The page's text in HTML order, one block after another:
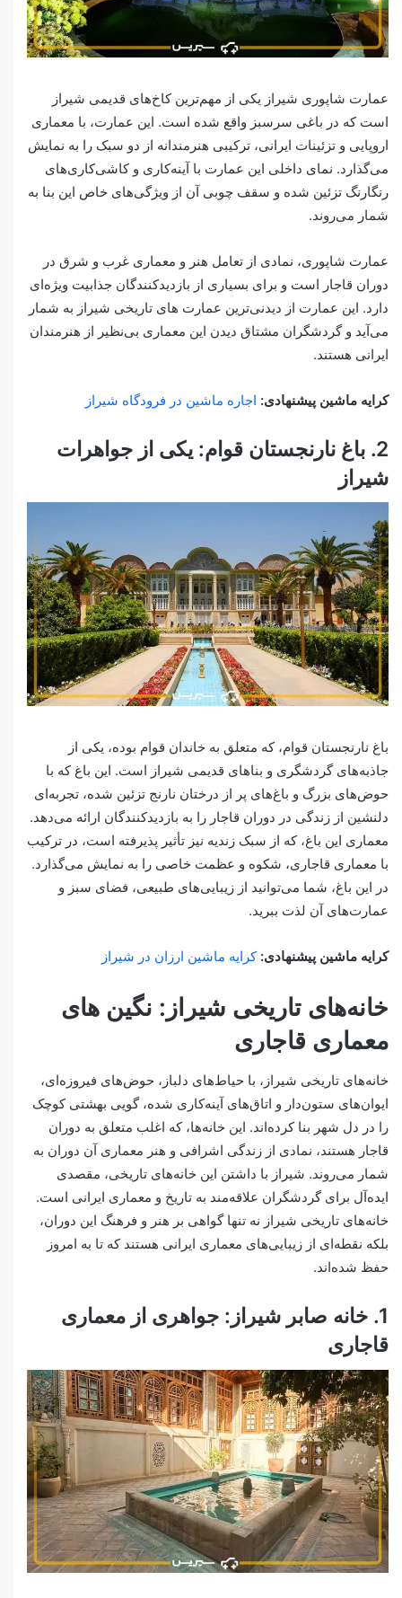
عمارت شاپوری شیراز یکی از مهم‌ترین کاخ‌های قدیمی شیراز
است که در باغی سرسبز واقع شده است. این عمارت، با معماری
اروپایی و تزئینات ایرانی، ترکیبی هنرمندانه از دو سبک را به نمایش
می‌گذارد. نمای داخلی این عمارت با آینه‌کاری و کاشی‌کاری‌های
رنگارنگ تزئین شده و سقف چوبی آن از ویژگی‌های خاص این بنا به
شمار می‌روند.
عمارت شاپوری، نمادی از تعامل هنر و معماری غرب و شرق در
دوران قاجار است و برای بسیاری از بازدیدکنندگان جذابیت ویژه‌ای
دارد. این عمارت از دیدنی‌ترین عمارت های تاریخی شیراز به شمار
می‌آید و گردشگران مشتاق دیدن این معماری بی‌نظیر از هنرمندان
ایرانی هستند.
کرایه ماشین پیشنهادی: اجاره ماشین در فرودگاه شیراز
2. باغ نارنجستان قوام: یکی از جواهرات
شیراز
باغ نارنجستان قوام، که متعلق به خاندان قوام بوده، یکی از
جاذبه‌های گردشگری و بناهای قدیمی شیراز است. این باغ که با
حوض‌های بزرگ و باغ‌های پر از درختان نارنج تزئین شده، تجربه‌ای
دلنشین از زندگی در دوران قاجار را به بازدیدکنندگان ارائه می‌دهد.
معماری این باغ، که از سبک زندیه نیز تأثیر پذیرفته است، در ترکیب
با معماری قاجاری، شکوه و عظمت خاصی را به نمایش می‌گذارد.
در این باغ، شما می‌توانید از زیبایی‌های طبیعی، فضای سبز و
عمارت‌های آن لذت ببرید.
کرایه ماشین پیشنهادی:کرایه ماشین ارزان در شیراز
خانه‌های تاریخی شیراز: نگین های
معماری قاجاری
خانه‌های تاریخی شیراز، با حیاط‌های دلباز، حوض‌های فیروزه‌ای،
ایوان‌های ستون‌دار و اتاق‌های آینه‌کاری شده، گویی بهشتی کوچک
را در دل شهر بنا کرده‌اند. این خانه‌ها، که اغلب متعلق به دوران
قاجار هستند، نمادی از زندگی اشرافی و هنر معماری آن دوران به
شمار می‌روند. شیراز با داشتن این خانه‌های تاریخی، مقصدی
ایده‌آل برای گردشگران علاقه‌مند به تاریخ و معماری ایرانی است.
خانه‌های تاریخی شیراز نه تنها گواهی بر هنر و فرهنگ این دوران،
بلکه نقطه‌ای از زیبایی‌های معماری ایرانی هستند که تا به امروز
حفظ شده‌اند.
1. خانه صابر شیراز: جواهری از معماری
قاجاری